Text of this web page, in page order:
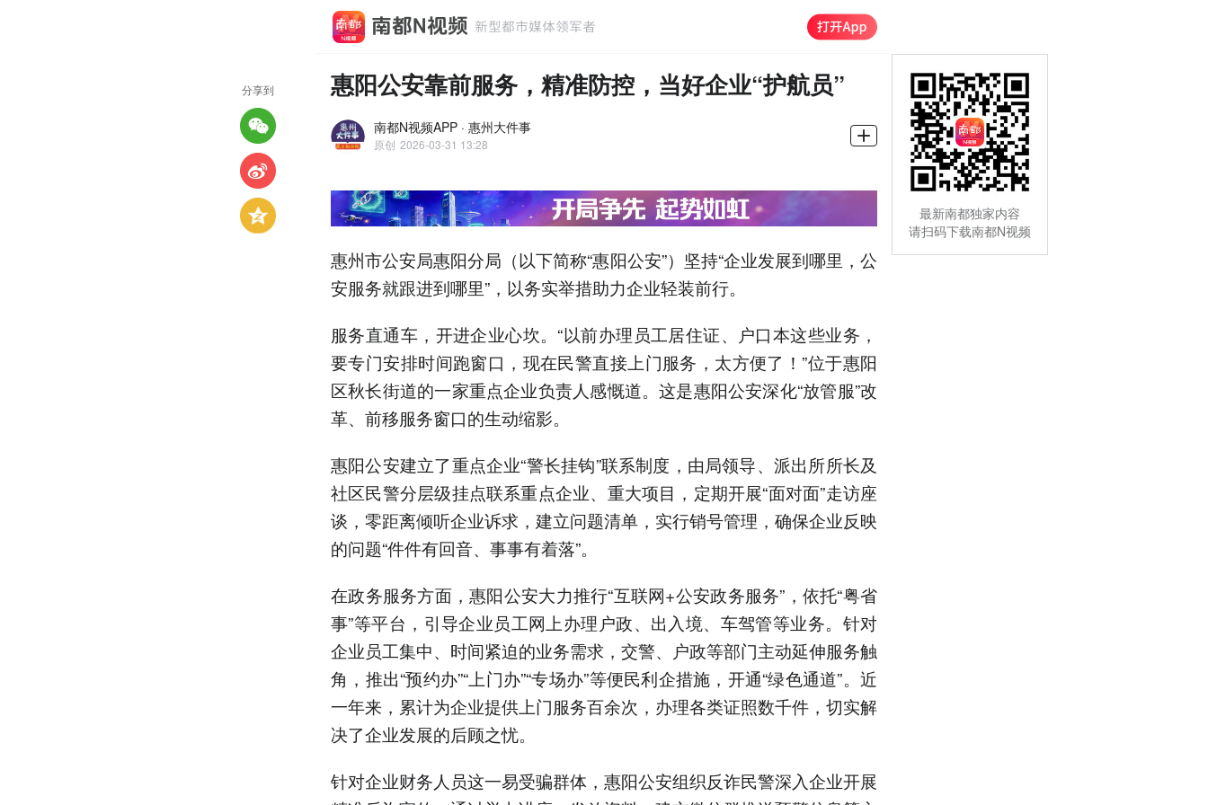
惠阳公安靠前服务，精准防控，当好企业“护航员”
南都N视频APP · 惠州大件事
原创 2026-03-31 13:28
惠州市公安局惠阳分局（以下简称“惠阳公安”）坚持“企业发展到哪里，公
安服务就跟进到哪里”，以务实举措助力企业轻装前行。
服务直通车，开进企业心坎。“以前办理员工居住证、户口本这些业务，
要专门安排时间跑窗口，现在民警直接上门服务，太方便了！”位于惠阳
区秋长街道的一家重点企业负责人感慨道。这是惠阳公安深化“放管服”改
革、前移服务窗口的生动缩影。
惠阳公安建立了重点企业“警长挂钩”联系制度，由局领导、派出所所长及
社区民警分层级挂点联系重点企业、重大项目，定期开展“面对面”走访座
谈，零距离倾听企业诉求，建立问题清单，实行销号管理，确保企业反映
的问题“件件有回音、事事有着落”。
在政务服务方面，惠阳公安大力推行“互联网+公安政务服务”，依托“粤省
事”等平台，引导企业员工网上办理户政、出入境、车驾管等业务。针对
企业员工集中、时间紧迫的业务需求，交警、户政等部门主动延伸服务触
角，推出“预约办”“上门办”“专场办”等便民利企措施，开通“绿色通道”。近
一年来，累计为企业提供上门服务百余次，办理各类证照数千件，切实解
决了企业发展的后顾之忧。
针对企业财务人员这一易受骗群体，惠阳公安组织反诈民警深入企业开展
分享到
最新南都独家内容
请扫码下载南都N视频